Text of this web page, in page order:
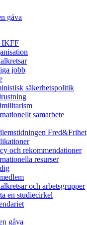
gåva
IKFF
jobb
säkerhetspolitik
samarbete
Fred&Frihet
och rekommendationer
resurser
och arbetsgrupper
en studiecirkel
gåva